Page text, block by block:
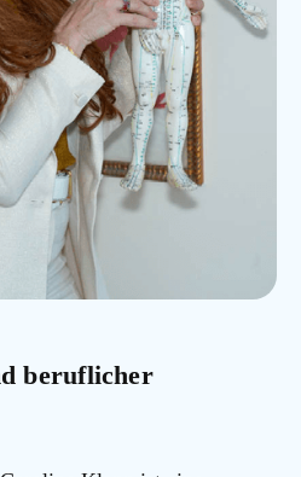
beruflicher